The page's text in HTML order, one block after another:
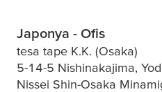
Japonya - Ofis
tesa tape K.K. (Osaka)
5-14-5 Nishinakajima,
Nissei Shin-Osaka